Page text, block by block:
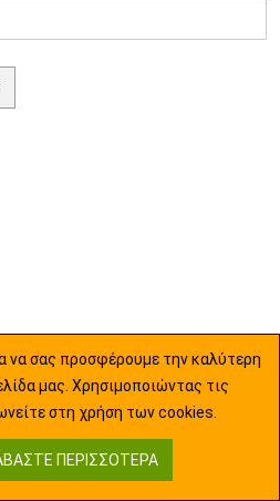
να σας προσφέρουμε την καλύτερη
μας. Χρησιμοποιώντας τις
στη χρήση των cookies.
ΠΕΡΙΣΣΌΤΕΡΑ